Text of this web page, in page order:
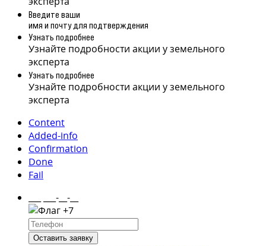
Введите ваши
имя и почту для подтверждения
Узнать подробнее
Узнайте подробности акции у земельного
эксперта
Узнать подробнее
Узнайте подробности акции у земельного
эксперта
Content
Added-info
Confirmation
Done
Fail
___ ___-__-__
+7
Оставить заявку